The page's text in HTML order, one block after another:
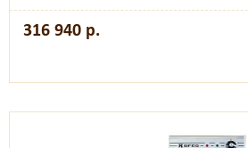
316 940 р.